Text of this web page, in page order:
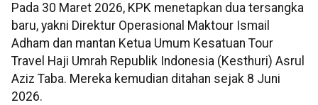
Pada 30 Maret 2026, KPK menetapkan dua tersangka
baru, yakni Direktur Operasional Maktour Ismail
Adham dan mantan Ketua Umum Kesatuan Tour
Travel Haji Umrah Republik Indonesia (Kesthuri) Asrul
Aziz Taba. Mereka kemudian ditahan sejak 8 Juni
2026.